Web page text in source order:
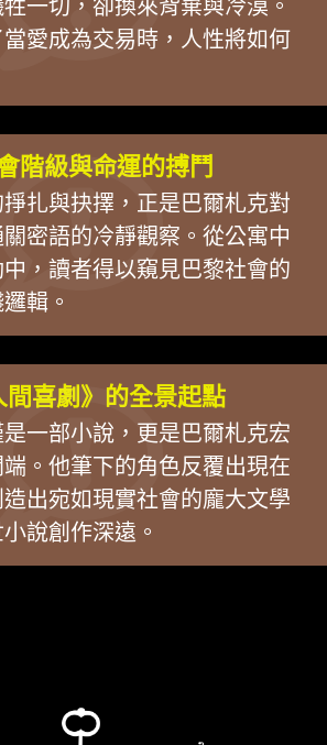
一切，卻換來背棄與冷漠。
愛成為交易時，人性將如何
階級與命運的搏鬥
扎與抉擇，正是巴爾札克對
關密語的冷靜觀察。從公寓中
，讀者得以窺見巴黎社會的
輯。
喜劇》的全景起點
是一部小說，更是巴爾札克宏
。他筆下的角色反覆出現在
出宛如現實社會的龐大文學
說創作深遠。